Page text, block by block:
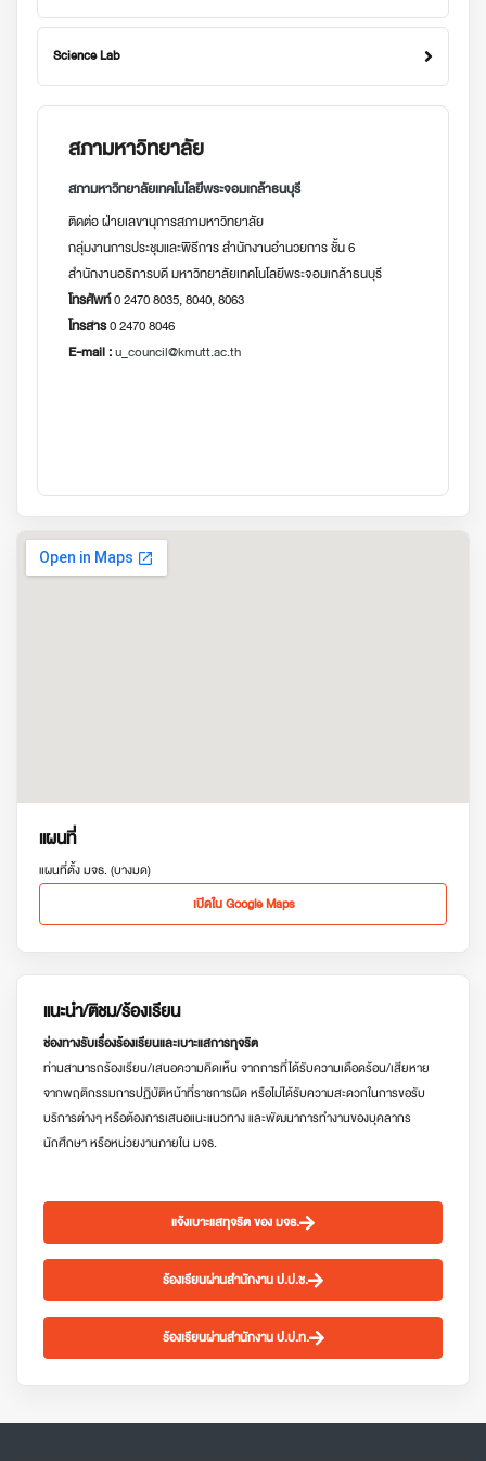
Science Lab
สภามหาวิทยาลัย
สภามหาวิทยาลัยเทคโนโลยีพระจอมเกล้าธนบุรี
ติดต่อ ฝ่ายเลขานุการสภามหาวิทยาลัย
กลุ่มงานการประชุมและพิธีการ สำนักงานอำนวยการ ชั้น 6
สำนักงานอธิการบดี มหาวิทยาลัยเทคโนโลยีพระจอมเกล้าธนบุรี
โทรศัพท์0 2470 8035, 8040, 8063
โทรสาร0 2470 8046
E-mail :u_council@kmutt.ac.th
แผนที่
แผนที่ตั้ง มจธ. (บางมด)
เปิดใน Google Maps
แนะนำ/ติชม/ร้องเรียน
ช่องทางรับเรื่องร้องเรียนและเบาะแสการทุจริต
ท่านสามารถร้องเรียน/เสนอความคิดเห็น จากการที่ได้รับความเดือดร้อน/เสียหาย
จากพฤติกรรมการปฏิบัติหน้าที่ราชการผิด หรือไม่ได้รับความสะดวกในการขอรับ
บริการต่างๆ หรือต้องการเสนอแนะแนวทาง และพัฒนาการทำงานของบุคลากร
นักศึกษา หรือหน่วยงานภายใน มจธ.
แจ้งเบาะแสทุจริต ของ มจธ.
ร้องเรียนผ่านสำนักงาน ป.ป.ช.
ร้องเรียนผ่านสำนักงาน ป.ป.ท.